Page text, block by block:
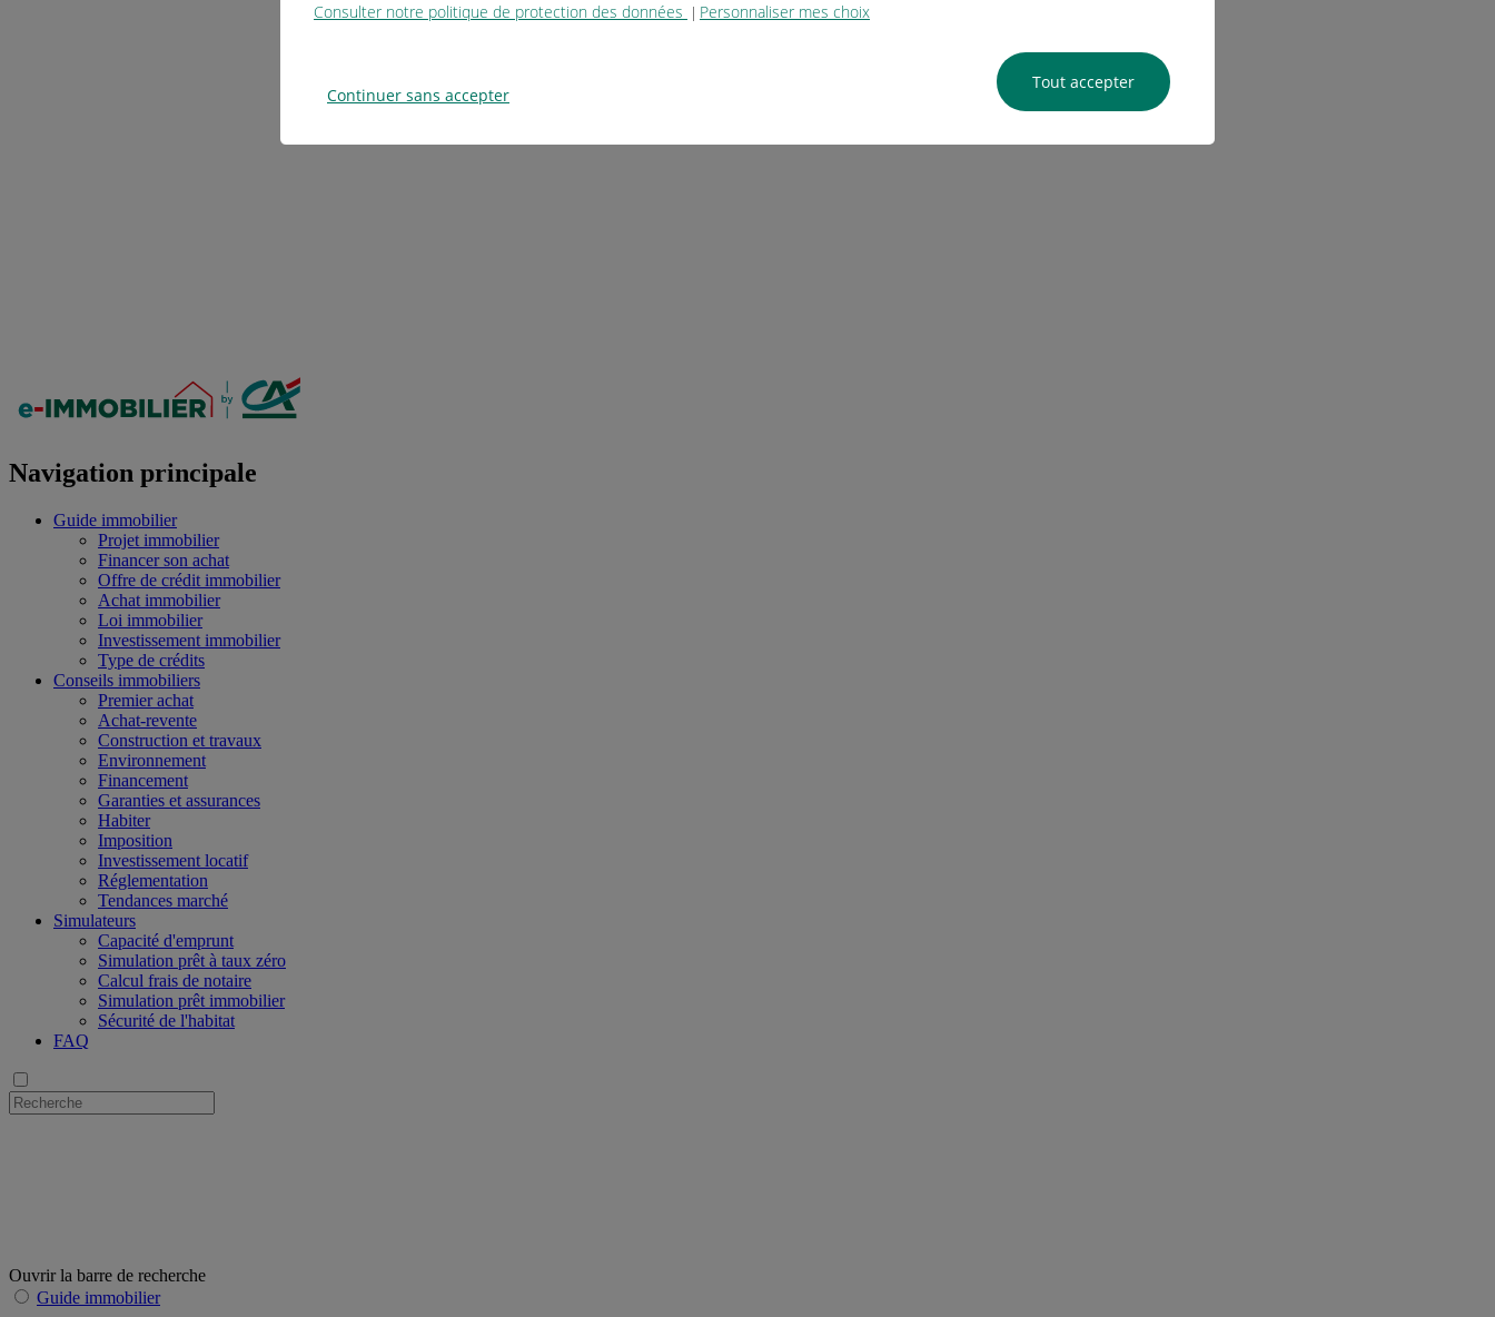
Navigation principale
Guide immobilier
Projet immobilier
Financer son achat
Offre de crédit immobilier
Achat immobilier
Loi immobilier
Investissement immobilier
Type de crédits
Conseils immobiliers
Premier achat
Achat-revente
Construction et travaux
Environnement
Financement
Garanties et assurances
Habiter
Imposition
Investissement locatif
Réglementation
Tendances marché
Simulateurs
Capacité d'emprunt
Simulation prêt à taux zéro
Calcul frais de notaire
Simulation prêt immobilier
Sécurité de l'habitat
FAQ
Ouvrir la barre de recherche
Guide immobilier
Consulter notre politique de protection des données Personnaliser mes choix
Continuer sans accepter
Tout accepter